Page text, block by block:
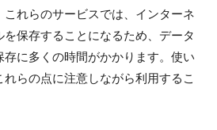
れらのサービスでは、インターネ
を保存することになるため、データ
に多くの時間がかかります。使い
らの点に注意しながら利用するこ